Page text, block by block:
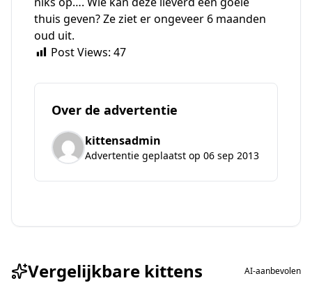
thuis geven? Ze ziet er ongeveer 6 maanden
oud uit.
Post Views: 47
Over de advertentie
kittensadmin
Advertentie geplaatst op 06 sep 2013
Vergelijkbare kittens AI-aanbevolen